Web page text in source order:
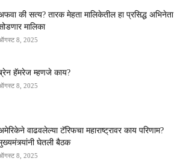
की सत्य? तारक मेहता मालिकेतील हा प्रसिद्ध अभिनेता
मालिका
8, 2025
हॅमरेज म्हणजे काय?
8, 2025
वाढवलेल्या टॅरिफचा महाराष्ट्रावर काय परिणाम?
घेतली बैठक
8, 2025